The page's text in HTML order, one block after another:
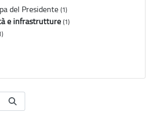
del Presidente (1)
e infrastrutture (1)